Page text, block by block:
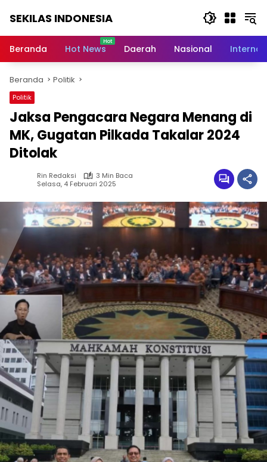
SEKILAS INDONESIA
Terkini,
Latest
World,
Headlines,
News
Today
Beranda Hot News Daerah Nasional
Beranda Politik
Politik
Jaksa Pengacara Negara Menang di
MK, Gugatan Pilkada Takalar 2024
Ditolak
Rin Redaksi
3 Min Baca
Selasa, 4 Februari 2025